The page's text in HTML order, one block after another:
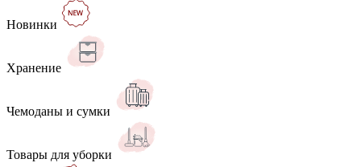
Новинки
Хранение
Чемоданы и сумки
Товары для уборки